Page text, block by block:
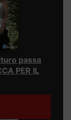
passa
PER IL